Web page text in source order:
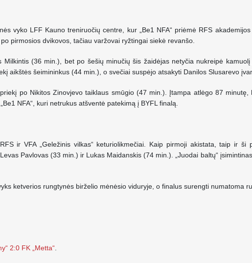
vyko LFF Kauno treniruočių centre, kur „Be1 NFA“ priėmė RFS
pirmosios dvikovos, tačiau varžovai ryžtingai siekė revanšo.
Milkintis (36 min.), bet po šešių minučių šis žaidėjas netyčia nukreipė
aikštės šeimininkus (44 min.), o svečiai suspėjo atsakyti Danilos Slusarevo
po Nikitos Zinovjevo taiklaus smūgio (47 min.). Įtampa atlėgo 87 minutę,
NFA“, kuri netrukus atšventė patekimą į BYFL finalą.
ir VFA „Geležinis vilkas“ keturiolikmečiai. Kaip pirmoji akistata, taip ir ši
Pavlovas (33 min.) ir Lukas Maidanskis (74 min.). „Juodai baltų“
ketverios rungtynės birželio mėnėsio viduryje, o finalus surengti numatoma
2:0 FK „Metta“.